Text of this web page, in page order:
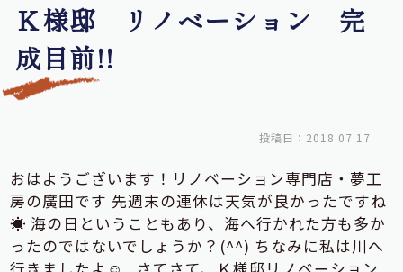
Ｋ様邸 リノベーション 完
成目前!!
投稿日：2018.07.17
おはようございます！リノベーション専門店・夢工
房の廣田です 先週末の連休は天気が良かったですね
☀ 海の日ということもあり、海へ行かれた方も多か
ったのではないでしょうか？(^^) ちなみに私は川へ